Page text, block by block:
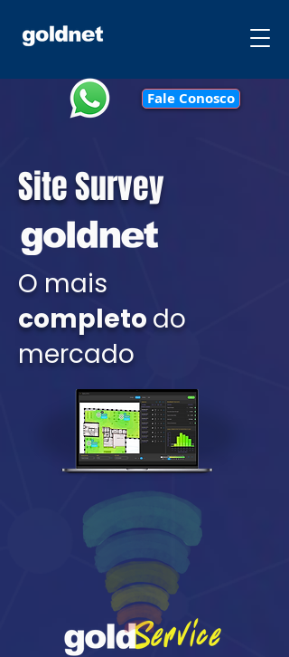
Fale Conosco
Site Survey
O mais
completo do
mercado